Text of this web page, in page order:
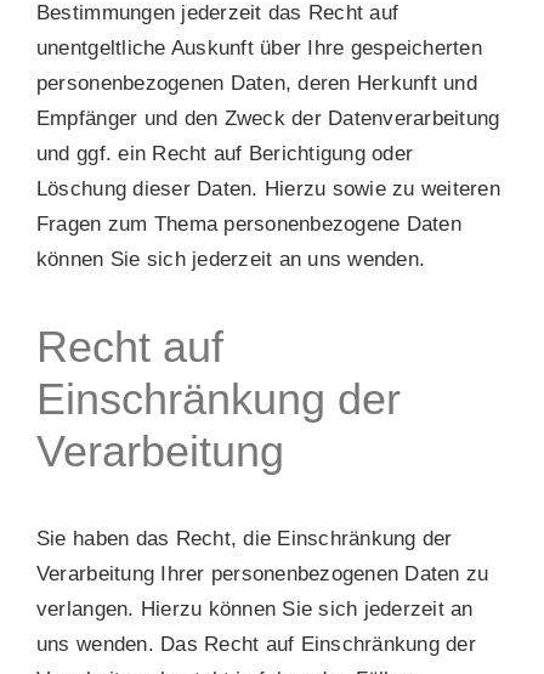
Bestimmungen jederzeit das Recht auf
unentgeltliche Auskunft über Ihre gespeicherten
personenbezogenen Daten, deren Herkunft und
Empfänger und den Zweck der Datenverarbeitung
und ggf. ein Recht auf Berichtigung oder
Löschung dieser Daten. Hierzu sowie zu weiteren
Fragen zum Thema personenbezogene Daten
können Sie sich jederzeit an uns wenden.
Recht auf
Einschränkung der
Verarbeitung
Sie haben das Recht, die Einschränkung der
Verarbeitung Ihrer personenbezogenen Daten zu
verlangen. Hierzu können Sie sich jederzeit an
uns wenden. Das Recht auf Einschränkung der